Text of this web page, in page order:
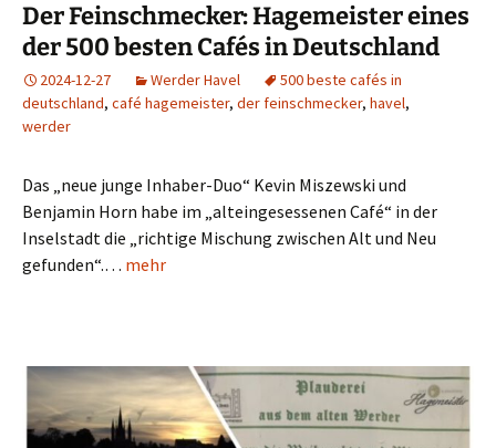
Der Feinschmecker: Hagemeister eines
der 500 besten Cafés in Deutschland
2024-12-27 Werder Havel
500 beste cafés in
deutschland, café hagemeister, der feinschmecker, havel,
werder
Das „neue junge Inhaber-Duo“ Kevin Miszewski und
Benjamin Horn habe im „alteingesessenen Café“ in der
Inselstadt die „richtige Mischung zwischen Alt und Neu
gefunden“.… mehr